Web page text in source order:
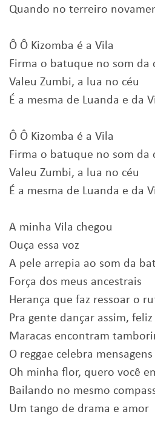
Quando no terreiro
Ô Ô Kizomba é a Vila
Firma o batuque no som da
Valeu Zumbi, a lua no céu
É a mesma de Luanda e da
Ô Ô Kizomba é a Vila
Firma o batuque no som da
Valeu Zumbi, a lua no céu
É a mesma de Luanda e da
A minha Vila chegou
Ouça essa voz
A pele arrepia ao som da
Força dos meus ancestrais
Herança que faz ressoar o
Pra gente dançar assim, feliz
Maracas encontram
O reggae celebra
Oh minha flor, quero você
Bailando no mesmo
Um tango de drama e amor